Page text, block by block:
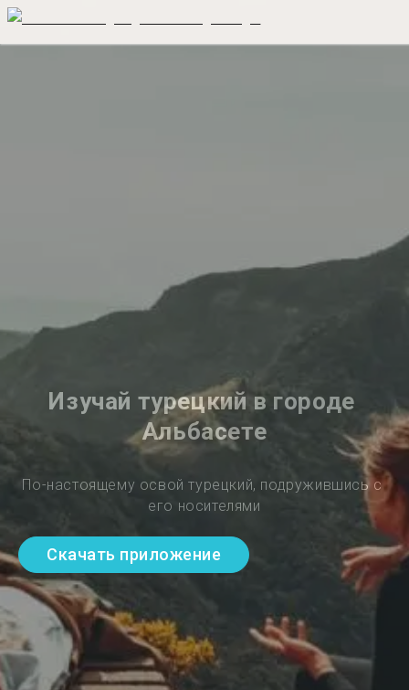
Изучай турецкий в городе
Альбасете
По-настоящему освой турецкий, подружившись с
его носителями
Скачать приложение